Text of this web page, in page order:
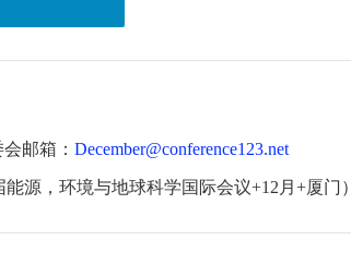
邮箱： December@conference123.net
源，环境与地球科学国际会议+12月+厦门）